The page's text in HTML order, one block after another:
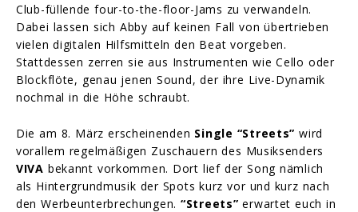
Club-füllende four-to-the-floor-Jams zu verwandeln.
Dabei lassen sich Abby auf keinen Fall von übertrieben
vielen digitalen Hilfsmitteln den Beat vorgeben.
Stattdessen zerren sie aus Instrumenten wie Cello oder
Blockflöte, genau jenen Sound, der ihre Live-Dynamik
nochmal in die Höhe schraubt.
Die am 8. März erscheinenden Single “Streets” wird
vorallem regelmäßigen Zuschauern des Musiksenders
VIVA bekannt vorkommen. Dort lief der Song nämlich
als Hintergrundmusik der Spots kurz vor und kurz nach
den Werbeunterbrechungen.“Streets” erwartet euch in